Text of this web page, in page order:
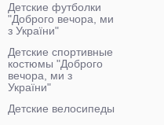
Детские футболки
"Доброго вечора, ми
з України"
Детские спортивные
костюмы "Доброго
вечора, ми з
України"
Детские велосипеды